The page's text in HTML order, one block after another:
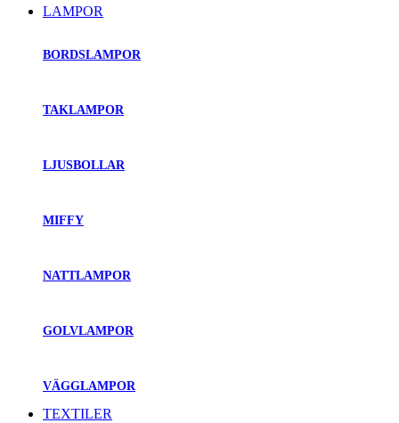
LAMPOR
BORDSLAMPOR
TAKLAMPOR
LJUSBOLLAR
MIFFY
NATTLAMPOR
GOLVLAMPOR
VÄGGLAMPOR
TEXTILER